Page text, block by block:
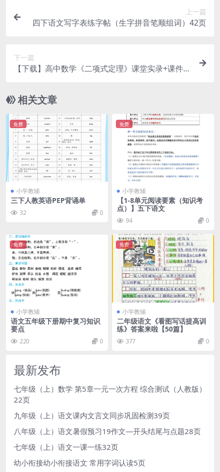
上一篇
四下语文写字表练字帖（生字拼音笔顺组词）42页
下一篇
【下载】高中数学《二项式定理》课堂实录+课件
相关文章
免费
小学教辅
三下人教英语PEP背诵单
32 0
免费
小学教辅
【1-8单元阅读要素（知识考
点）】五下语文
94 0
免费
小学教辅
语文五年级下册期中复习知识
要点
220 0
免费
小学教辅
二年级语文《看图写话提高训
练》答案来啦【50篇】
377 0
最新发布
七年级（上）数学 第5章一元一次方程 综合测试（人教版）
22页
九年级（上）语文课内文言文同步巩固检测39页
八年级（上）语文暑假预习19作文—开头结尾与点题28页
七年级（上）语文一课一练32页
幼小衔接幼小衔接语文 常用字词认读5页